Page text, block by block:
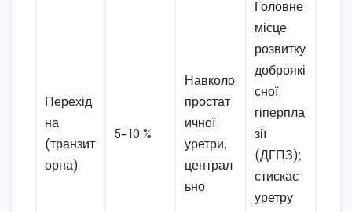
Перехід
на
(транзит
орна)
5–10 %
Навколо
простат
ичної
уретри,
централ
ьно
Головне
місце
розвитку
доброякі
сної
гіперпла
зії
(ДГПЗ);
стискає
уретру